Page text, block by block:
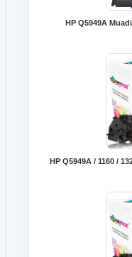
HP Q5949A
HP Q5949A / 1160 /